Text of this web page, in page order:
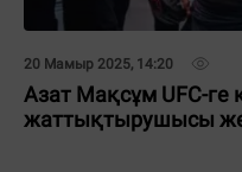
20 Мамыр 2025, 14:20
Азат Мақсұм UFC-ге
жаттықтырушысы